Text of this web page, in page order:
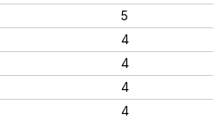
5
4
4
4
4